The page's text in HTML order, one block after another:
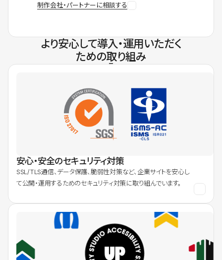
制作会社・パートナーに相談する
より安心して導入・運用いただく
ための取り組み
安心・安全のセキュリティ対策
SSL/TLS通信、データ保護、脆弱性対策など、企業サイトを安心し
て公開・運用するためのセキュリティ対策に取り組んでいます。